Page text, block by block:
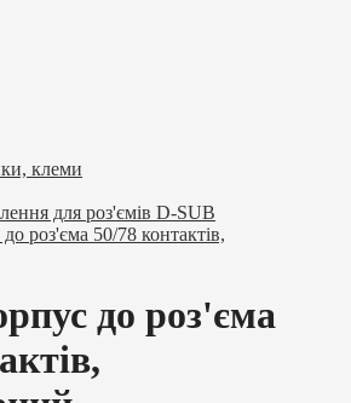
клеми
для роз'ємів D-SUB
роз'єма 50/78 контактів,
до роз'єма